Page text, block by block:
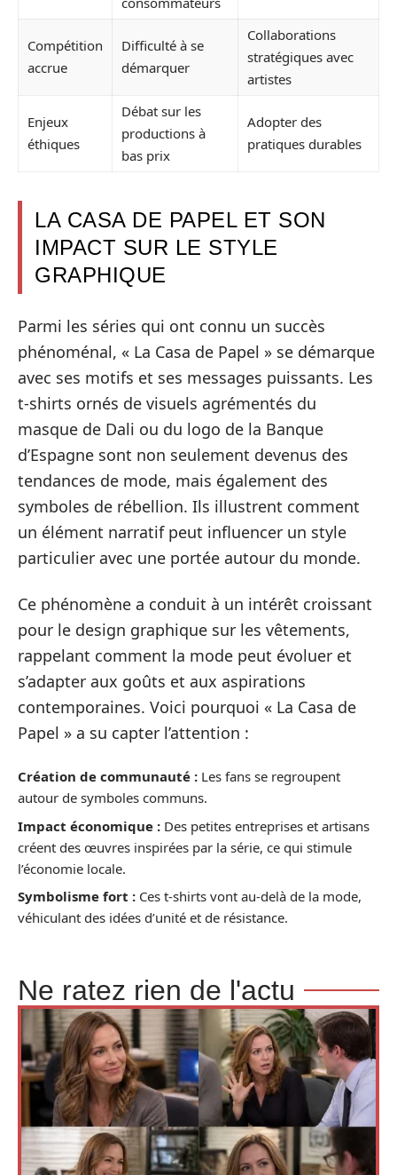
Compétition
accrue
Difficulté à se
démarquer
Collaborations
stratégiques avec
artistes
Enjeux
éthiques
Débat sur les
productions à
bas prix
Adopter des
pratiques durables
LA CASA DE PAPEL ET SON
IMPACT SUR LE STYLE
GRAPHIQUE
Parmi les séries qui ont connu un succès
phénoménal, « La Casa de Papel » se démarque
avec ses motifs et ses messages puissants. Les
t-shirts ornés de visuels agrémentés du
masque de Dali ou du logo de la Banque
d’Espagne sont non seulement devenus des
tendances de mode, mais également des
symboles de rébellion. Ils illustrent comment
un élément narratif peut influencer un style
particulier avec une portée autour du monde.
Ce phénomène a conduit à un intérêt croissant
pour le design graphique sur les vêtements,
rappelant comment la mode peut évoluer et
s’adapter aux goûts et aux aspirations
contemporaines. Voici pourquoi « La Casa de
Papel » a su capter l’attention :
Création de communauté : Les fans se regroupent
autour de symboles communs.
Impact économique : Des petites entreprises et artisans
créent des œuvres inspirées par la série, ce qui stimule
l’économie locale.
Symbolisme fort : Ces t-shirts vont au-delà de la mode,
véhiculant des idées d’unité et de résistance.
Ne ratez rien de l'actu